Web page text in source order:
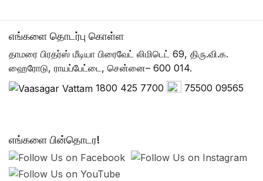
எங்களை தொடர்பு கொள்ள
தாமரை பிரதர்ஸ் மீடியா பிரைவேட் லிமிடெட் 69, திரு.வி.க.
ஹைரோடு, ராயப்பேட்டை, சென்னை– 600 014.
1800 425 7700
75500 09565
எங்களை பின்தொடர!